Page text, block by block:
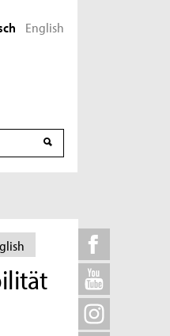
English